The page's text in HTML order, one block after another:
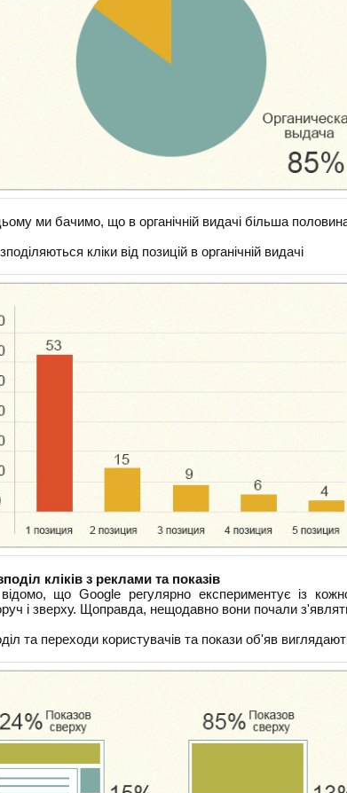
ми бачимо, що в органічній видачі більша
кліки від позицій в органічній видачі
кліків з реклами та показів
що Google регулярно експериментує із
і зверху. Щоправда, нещодавно вони почали
та переходи користувачів та покази об'яв